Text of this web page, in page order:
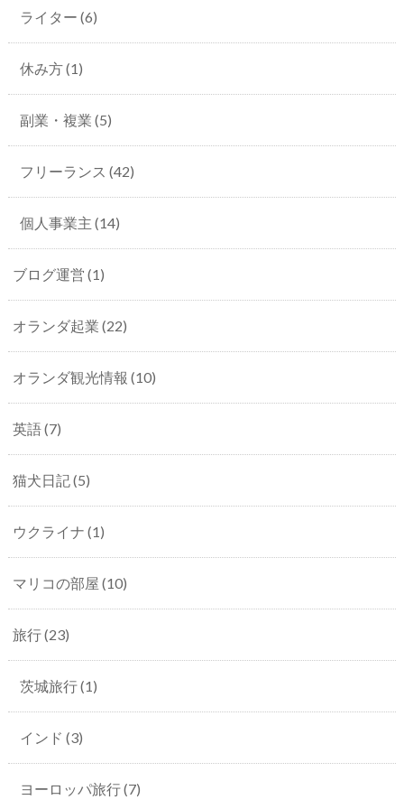
ライター (6)
休み方(1)
副業・複業 (5)
フリーランス (42)
個人事業主 (14)
ブログ運営 (1)
オランダ起業 (22)
オランダ観光情報 (10)
英語(7)
猫犬日記(5)
ウクライナ (1)
マリコの部屋 (10)
旅行(23)
茨城旅行(1)
インド (3)
ヨーロッパ旅行(7)